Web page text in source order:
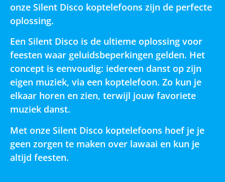
onze Silent Disco koptelefoons zijn de perfecte
oplossing.
Een Silent Disco is de ultieme oplossing voor
feesten waar geluidsbeperkingen gelden. Het
concept is eenvoudig: iedereen danst op zijn
eigen muziek, via een koptelefoon. Zo kun je
elkaar horen en zien, terwijl jouw favoriete
muziek danst.
Met onze Silent Disco koptelefoons hoef je je
geen zorgen te maken over lawaai en kun je
altijd feesten.